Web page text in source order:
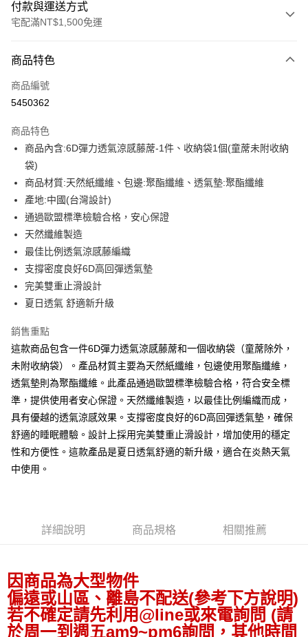
付款與運送方式
宅配滿NT$1,500免運
信用卡一次付款
LINE Pay
街口支付
悠遊付
全盈+PAY
ATM付款
運送方式
每筆NT$100，滿NT$1,500(含以上)免運費
商品特色
商品編號
5450362
商品特色
商品內含:6D彈力透氣涼感藤蓆-1件、收納袋1個(童蓆未附收納
袋)
商品材質:天然紙纖維、包邊:聚酯纖維、透氣墊:聚酯纖維
產地:中國(台灣設計)
通過歐盟標準檢驗合格，安心保證
天然纖維製造
最佳比例透氣涼感藤編織
支撐密度良好6D高回彈透氣墊
完美雙重止滑設計
夏日透氣 舒適新升級
銷售重點
這款商品包含一件6D彈力透氣涼感藤蓆和一個收納袋（童蓆除外，
未附收納袋）。產品材質主要為天然紙纖維，包邊使用聚酯纖維，
透氣墊則為聚酯纖維。此產品通過歐盟標準檢驗合格，符合安全標
準，提供使用者安心保證。天然纖維製造，以最佳比例編織而成，
具有優越的透氣涼感效果。支撐密度良好的6D高回彈透氣墊，確保
舒適的睡眠體驗。設計上採用完美雙重止滑設計，增加使用的穩定
性和方便性。這款產品是夏日透氣舒適的新升級，適合在炎熱天氣
中使用。
詳細說明 商品規格 相關推薦
因商品為大型物件
偏遠或山區、離島不配送(參考下方說明)
若不確定請先利用@line或來電詢問 (請
於周一到週五am9~pm6詢問，其他時間